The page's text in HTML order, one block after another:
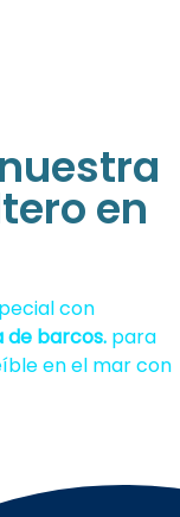
en
con
de barcos. para
en el mar con